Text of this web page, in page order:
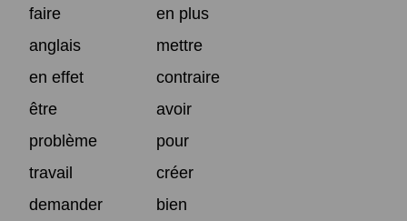
faire
en plus
anglais
mettre
en effet
contraire
être
avoir
problème
pour
travail
créer
demander
bien